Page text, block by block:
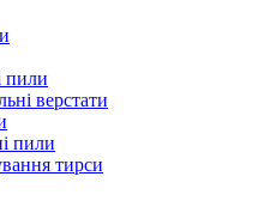
пили
верстати
пили
тирси